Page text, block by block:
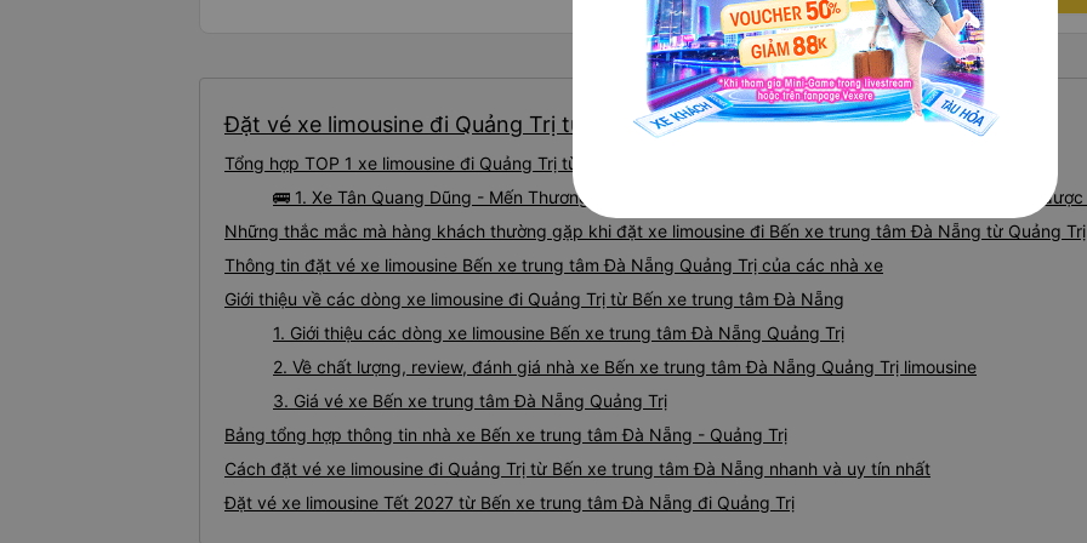
Đặt vé xe limousine đi Quảng Trị từ Bến xe trung tâm Đà Nẵng giá tốt nhất
Tổng hợp TOP 1 xe limousine đi Quảng Trị từ Bến xe trung tâm Đà Nẵng tốt nhất hiện nay 08/2026
🚌 1. Xe Tân Quang Dũng - Mến Thương: xe limousine đi Quảng Trị từ Bến xe trung tâm Đà Nẵng
Những thắc mắc mà hàng khách thường gặp khi đặt xe limousine đi Bến xe trung tâm Đà Nẵng từ Quảng Trị
Thông tin đặt vé xe limousine Bến xe trung tâm Đà Nẵng Quảng Trị của các nhà xe
Giới thiệu về các dòng xe limousine đi Quảng Trị từ Bến xe trung tâm Đà Nẵng
1. Giới thiệu các dòng xe limousine Bến xe trung tâm Đà Nẵng Quảng Trị
2. Về chất lượng, review, đánh giá nhà xe Bến xe trung tâm Đà Nẵng Quảng Trị limousine
3. Giá vé xe Bến xe trung tâm Đà Nẵng Quảng Trị
Bảng tổng hợp thông tin nhà xe Bến xe trung tâm Đà Nẵng - Quảng Trị
Cách đặt vé xe limousine đi Quảng Trị từ Bến xe trung tâm Đà Nẵng nhanh và uy tín nhất
Đặt vé xe limousine Tết 2027 từ Bến xe trung tâm Đà Nẵng đi Quảng Trị